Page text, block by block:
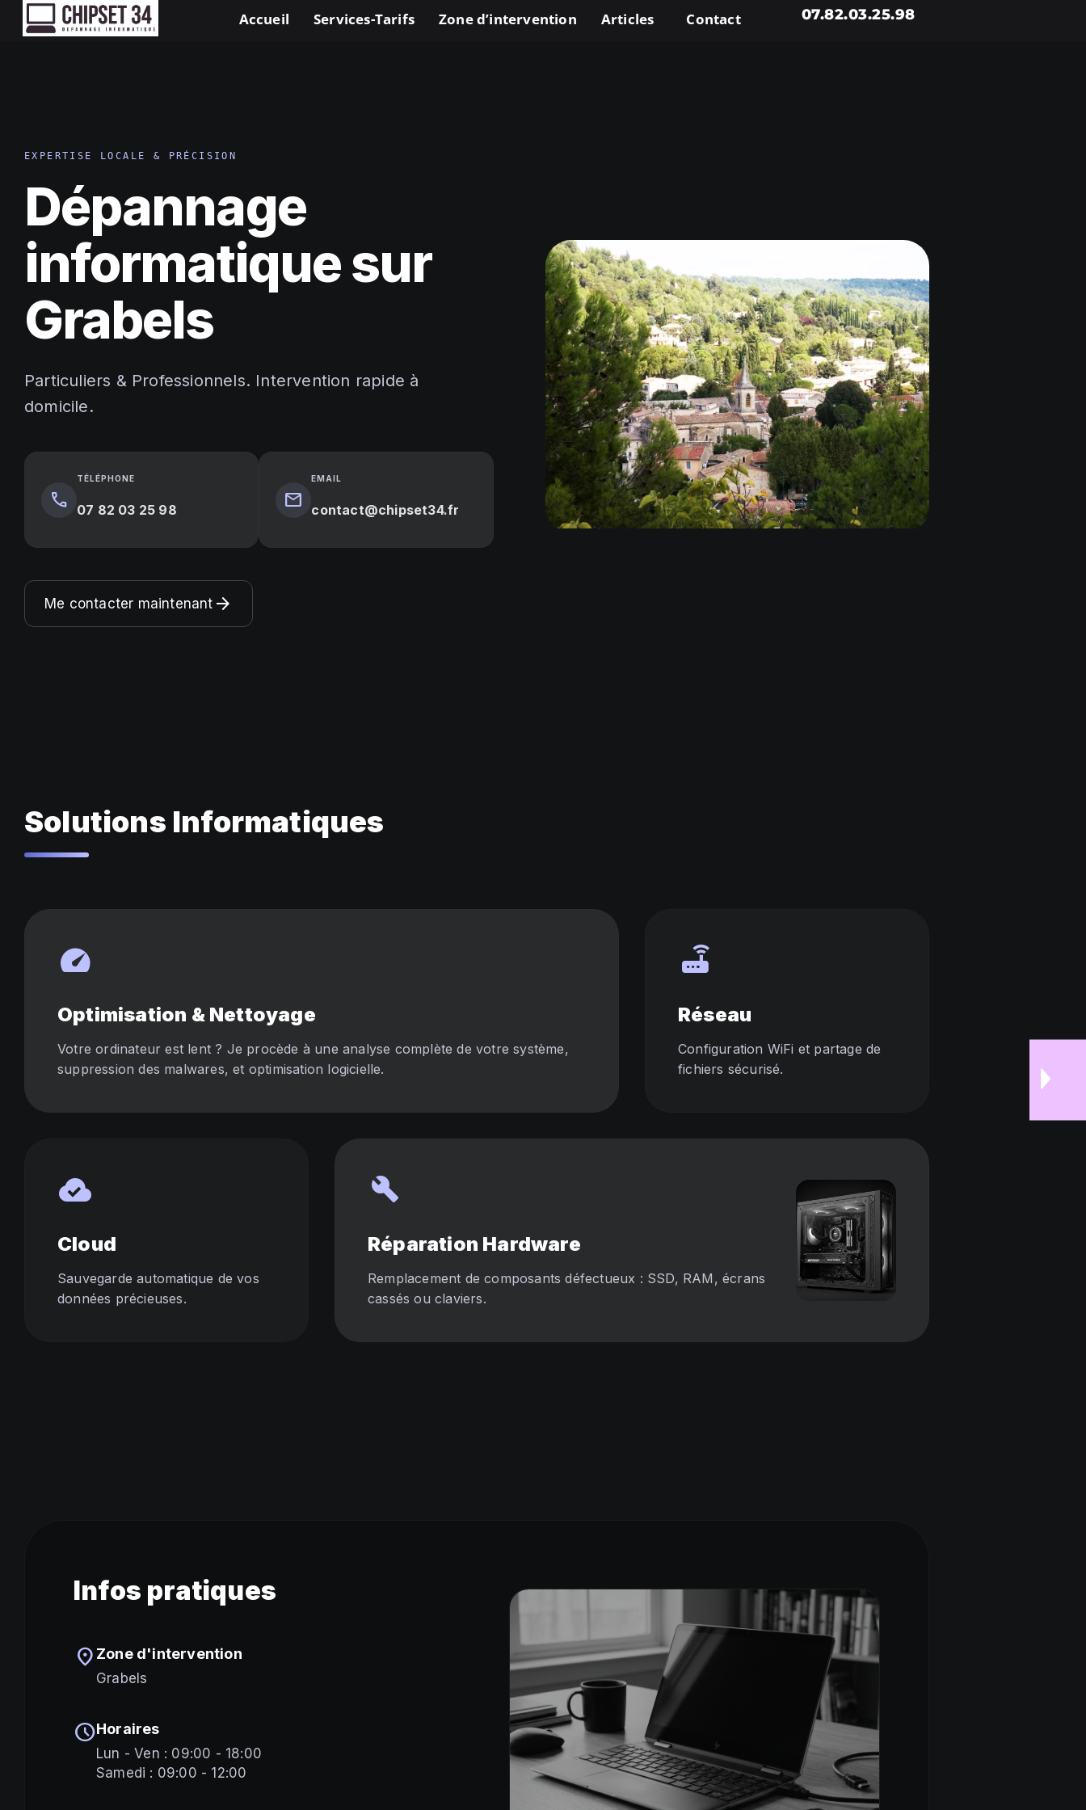
Accueil Services-Tarifs Zone d’intervention Articles Contact 07.82.03.25.98
EXPERTISE LOCALE & PRÉCISION
Dépannage
informatique sur
Grabels
Particuliers & Professionnels. Intervention rapide à
domicile.
call
TÉLÉPHONE
07 82 03 25 98 mail
EMAIL
contact@chipset34.fr
Me contacter maintenant arrow_forward
Solutions Informatiques
speed
Optimisation & Nettoyage
Votre ordinateur est lent ? Je procède à une analyse complète de votre système,
suppression des malwares, et optimisation logicielle.
router
Réseau
Configuration WiFi et partage de
fichiers sécurisé.
cloud_done
Cloud
Sauvegarde automatique de vos
données précieuses.
build
Réparation Hardware
Remplacement de composants défectueux : SSD, RAM, écrans
cassés ou claviers.
Infos pratiques
location_on Zone d'intervention
Grabels
scheduleHoraires
Lun - Ven : 09:00 - 18:00
Samedi : 09:00 - 12:00